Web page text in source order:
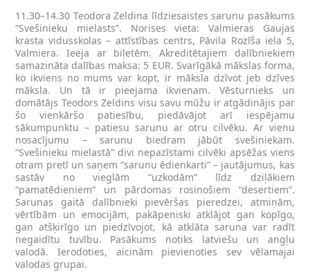
11.30–14.30 Teodora Zeldina līdziesaistes sarunu pasākums
“Svešinieku mielasts”. Norises vieta: Valmieras Gaujas
krasta vidusskolas – attīstības centrs, Pāvila Rozīša iela 5,
Valmiera. Ieeja ar biļetēm. Akreditētajiem dalībniekiem
samazināta dalības maksa: 5 EUR. Svarīgākā mākslas forma,
ko ikviens no mums var kopt, ir māksla dzīvot jeb dzīves
māksla. Un tā ir pieejama ikvienam. Vēsturnieks un
domātājs Teodors Zeldins visu savu mūžu ir atgādinājis par
šo vienkāršo patiesību, piedāvājot arī iespējamu
sākumpunktu – patiesu sarunu ar otru cilvēku. Ar vienu
nosacījumu – sarunu biedram jābūt svešiniekam.
“Svešinieku mielastā” divi nepazīstami cilvēki apsēžas viens
otram pretī un saņem “sarunu ēdienkarti” – jautājumus, kas
sastāv no vieglām “uzkodām“ līdz dziļākiem
“pamatēdieniem“ un pārdomas rosinošiem “desertiem“.
Sarunas gaitā dalībnieki pievēršas pieredzei, atmiņām,
vērtībām un emocijām, pakāpeniski atklājot gan kopīgo,
gan atšķirīgo un piedzīvojot, kā atklāta saruna var radīt
negaidītu tuvību. Pasākums notiks latviešu un angļu
valodā. Ierodoties, aicinām pievienoties sev vēlamajai
valodas grupai.